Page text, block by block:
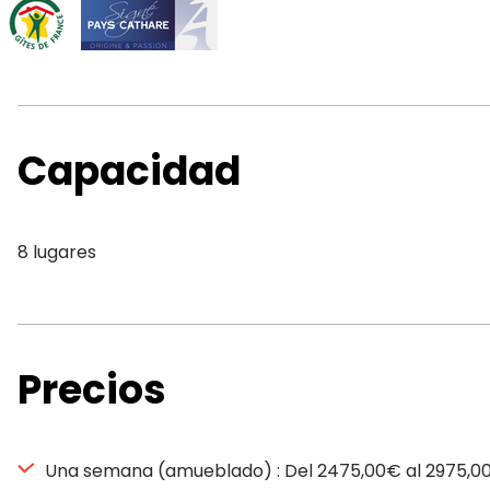
Capacidad
8 lugares
Precios
Una semana (amueblado) : Del 2475,00€ al